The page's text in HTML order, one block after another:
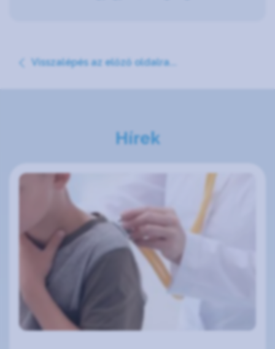
Visszalépés az előző oldalra...
Hírek